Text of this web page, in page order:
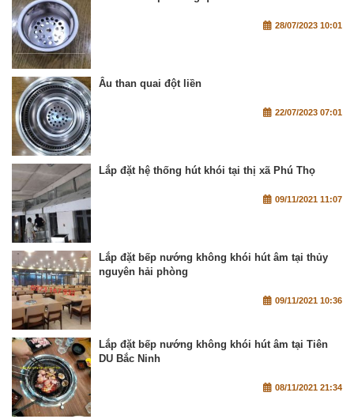
28/07/2023 10:01
Âu than quai đột liền
22/07/2023 07:01
Lắp đặt hệ thống hút khói tại thị xã Phú Thọ
09/11/2021 11:07
Lắp đặt bếp nướng không khói hút âm tại thủy
nguyên hải phòng
09/11/2021 10:36
Lắp đặt bếp nướng không khói hút âm tại Tiên
DU Bắc Ninh
08/11/2021 21:34